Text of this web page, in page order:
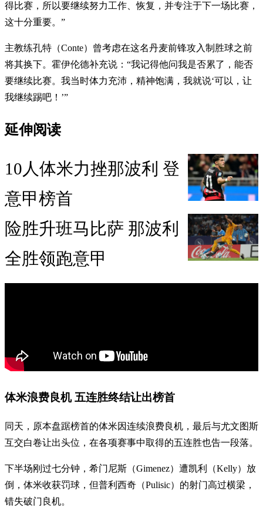
得比赛，所以要继续努力工作、恢复，并专注于下一场比赛，
这十分重要。”
主教练孔特（Conte）曾考虑在这名丹麦前锋攻入制胜球之前
将其换下。霍伊伦德补充说：“我记得他问我是否累了，能否
要继续比赛。我当时体力充沛，精神饱满，我就说‘可以，让
我继续踢吧！’”
延伸阅读
10人体米力挫那波利 登
意甲榜首
险胜升班马比萨 那波利
全胜领跑意甲
体米浪费良机 五连胜终结让出榜首
同天，原本盘踞榜首的体米因连续浪费良机，最后与尤文图斯
互交白卷让出头位，在各项赛事中取得的五连胜也告一段落。
下半场刚过七分钟，希门尼斯（Gimenez）遭凯利（Kelly）放
倒，体米收获罚球，但普利西奇（Pulisic）的射门高过横梁，
错失破门良机。